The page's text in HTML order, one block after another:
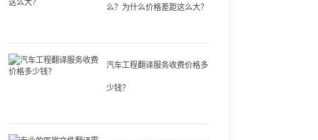
么？为什么价格差距这么大？
汽车工程翻译服务收费价格多
少钱？